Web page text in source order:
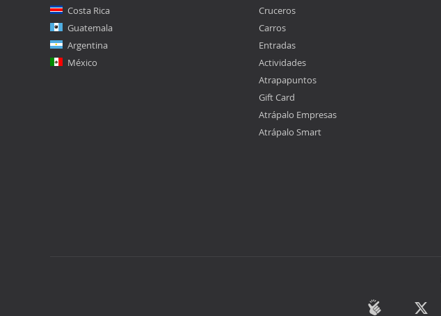
Costa Rica
Guatemala
Argentina
México
Cruceros
Carros
Entradas
Actividades
Atrapapuntos
Gift Card
Atrápalo Empresas
Atrápalo Smart